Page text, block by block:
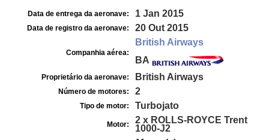
Data de entrega da aeronave: 1 Jan 2015
Data de registro da aeronave: 20 Out 2015
Companhia aérea:
British Airways
BA
Proprietário da aeronave: British Airways
Número de motores: 2
Tipo de motor: Turbojato
Motor:
2 x ROLLS-ROYCE Trent
1000-J2